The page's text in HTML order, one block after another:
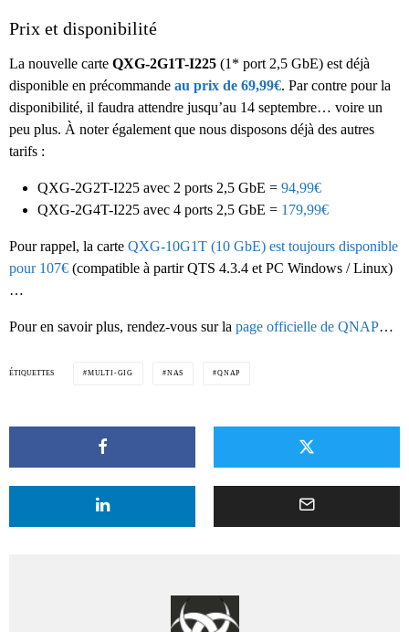
Prix et disponibilité
La nouvelle carte QXG-2G1T-I225 (1* port 2,5 GbE) est déjà
disponible en précommande au prix de 69,99€. Par contre pour la
disponibilité, il faudra attendre jusqu’au 14 septembre… voire un
peu plus. À noter également que nous disposons déjà des autres
tarifs :
QXG-2G2T-I225 avec 2 ports 2,5 GbE = 94,99€
QXG-2G4T-I225 avec 4 ports 2,5 GbE = 179,99€
Pour rappel, la carte QXG-10G1T (10 GbE) est toujours disponible
pour 107€ (compatible à partir QTS 4.3.4 et PC Windows / Linux)
…
Pour en savoir plus, rendez-vous sur la page officielle de QNAP…
ÉTIQUETTES MULTI-GIG NAS QNAP